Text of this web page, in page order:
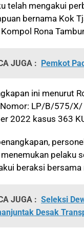
telah mengakui
bernama Kok
Rona
JUGA : Pemkot
ini menurut
LP/B/575/X/
2022 kasus 363
pelaku
beraksi
JUGA : Seleksi
Desak